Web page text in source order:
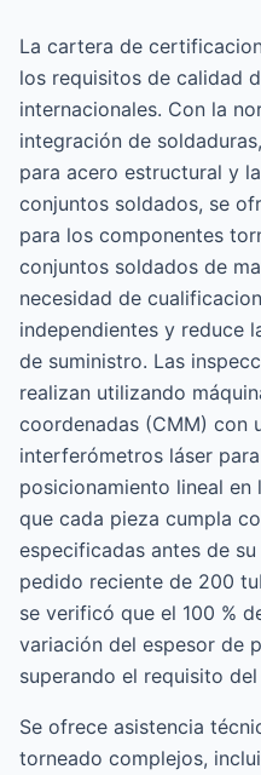
La cartera de
los requisitos de calidad
internacionales. Con la
integración de
para acero estructural y la
conjuntos soldados, se
para los componentes
conjuntos soldados de
necesidad de
independientes y reduce
de suministro. Las
realizan utilizando
coordenadas (CMM) con
interferómetros láser
posicionamiento lineal
que cada pieza cumpla
especificadas antes de
pedido reciente de 200
se verificó que el 100 %
variación del espesor de
superando el requisito
Se ofrece asistencia
torneado complejos,